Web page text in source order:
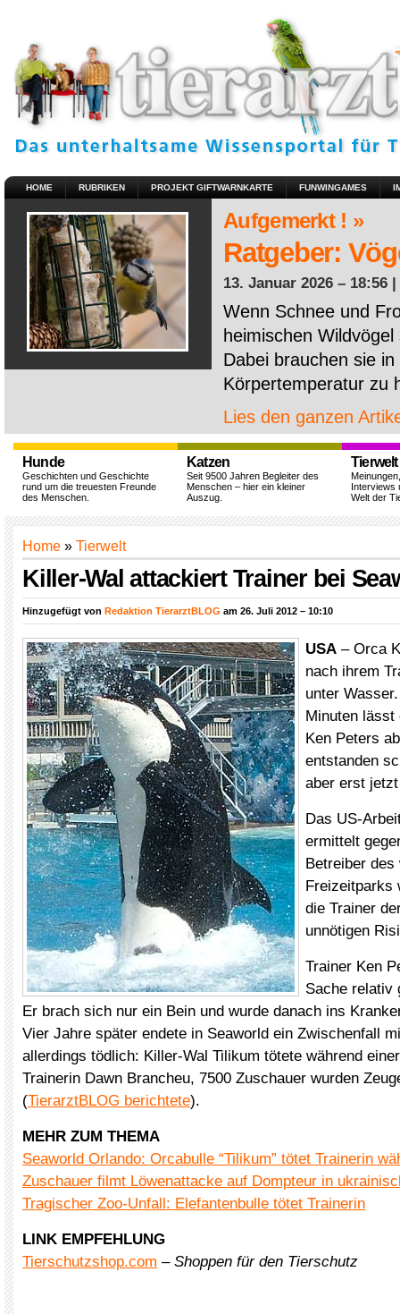
HOME RUBRIKEN PROJEKT GIFTWARNKARTE FUNWINGAMES
Aufgemerkt ! »
Ratgeber:
13. Januar 2026 – 18:56 |
Wenn Schnee und
heimischen
Dabei brauchen sie
Körpertemperatur zu
Lies den ganzen
Hunde
Geschichten und Geschichte
rund um die treuesten Freunde
des Menschen.
Katzen
Seit 9500 Jahren Begleiter des
Menschen – hier ein kleiner
Auszug.
Tierwelt
Interviews
Welt der
Home » Tierwelt
Killer-Wal attackiert Trainer bei
Hinzugefügt von Redaktion TierarztBLOG am 26. Juli 2012 – 10:10
USA – Orca
nach ihrem
unter
Minuten lässt
Ken Peters
entstanden
aber erst
Das US-
ermittelt
Betreiber des
Freizeitparks
die Trainer
unnötigen
Trainer Ken
Sache
Er brach sich nur ein Bein und wurde danach ins
Vier Jahre später endete in Seaworld ein Zwischenfall
allerdings tödlich: Killer-Wal Tilikum tötete während
Trainerin Dawn Brancheu, 7500 Zuschauer wurden
(TierarztBLOG berichtete).
MEHR ZUM THEMA
Seaworld Orlando: Orcabulle “Tilikum” tötet Trainerin
Zuschauer filmt Löwenattacke auf Dompteur in
Tragischer Zoo-Unfall: Elefantenbulle tötet Trainerin
LINK EMPFEHLUNG
Tierschutzshop.com – Shoppen für den Tierschutz